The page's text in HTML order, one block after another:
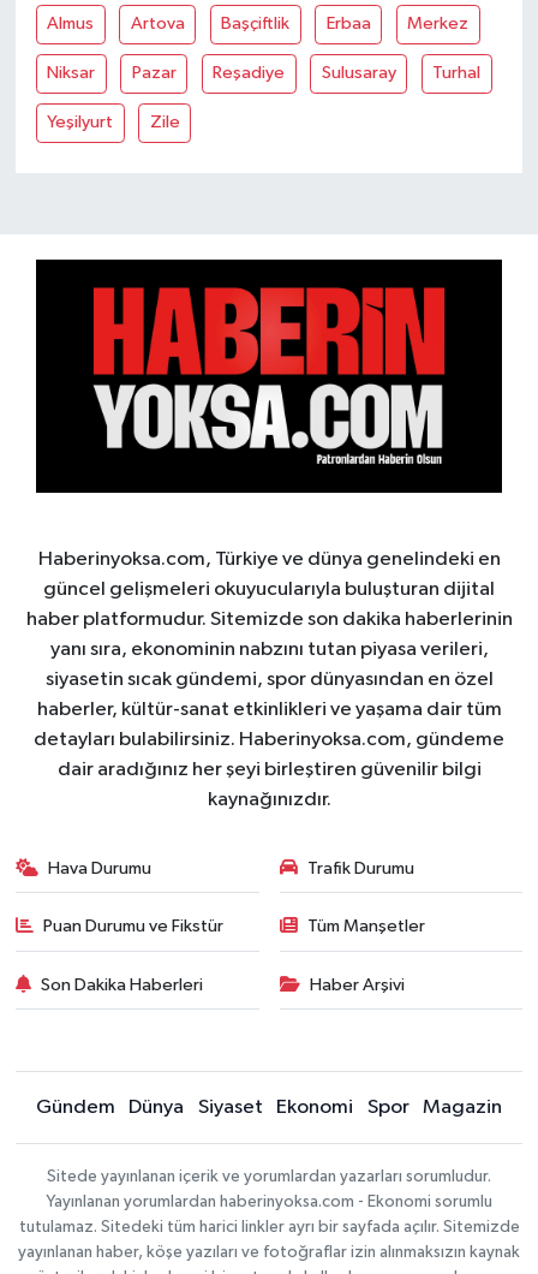
Almus Artova Başçiftlik Erbaa Merkez
Niksar Pazar Reşadiye Sulusaray Turhal
Yeşilyurt Zile
Haberinyoksa.com, Türkiye ve dünya genelindeki en
güncel gelişmeleri okuyucularıyla buluşturan dijital
haber platformudur. Sitemizde son dakika haberlerinin
yanı sıra, ekonominin nabzını tutan piyasa verileri,
siyasetin sıcak gündemi, spor dünyasından en özel
haberler, kültür-sanat etkinlikleri ve yaşama dair tüm
detayları bulabilirsiniz. Haberinyoksa.com, gündeme
dair aradığınız her şeyi birleştiren güvenilir bilgi
kaynağınızdır.
Hava Durumu Trafik Durumu
Puan Durumu ve Fikstür Tüm Manşetler
Son Dakika Haberleri Haber Arşivi
Gündem Dünya Siyaset Ekonomi Spor Magazin
Sitede yayınlanan içerik ve yorumlardan yazarları sorumludur.
Yayınlanan yorumlardan haberinyoksa.com - Ekonomi sorumlu
tutulamaz. Sitedeki tüm harici linkler ayrı bir sayfada açılır. Sitemizde
yayınlanan haber, köşe yazıları ve fotoğraflar izin alınmaksızın kaynak